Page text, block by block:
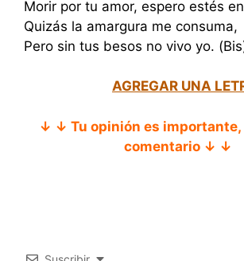
Morir por tu amor, espero estés
Quizás la amargura me consuma,
Pero sin tus besos no vivo yo.
AGREGAR UNA
↓ ↓ Tu opinión es importante,
comentario ↓ ↓